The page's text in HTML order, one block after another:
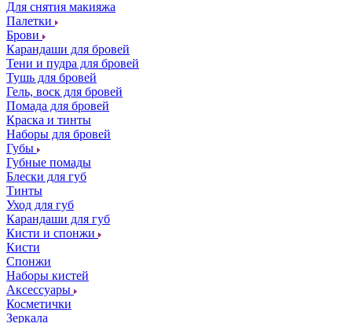
Для снятия макияжа
Палетки
Брови
Карандаши для бровей
Тени и пудра для бровей
Тушь для бровей
Гель, воск для бровей
Помада для бровей
Краска и тинты
Наборы для бровей
Губы
Губные помады
Блески для губ
Тинты
Уход для губ
Карандаши для губ
Кисти и спонжи
Кисти
Спонжи
Наборы кистей
Аксессуары
Косметички
Зеркала